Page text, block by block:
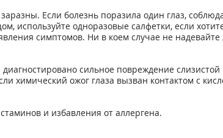
Если болезнь поразила один глаз,
используйте одноразовые салфетки, если
симптомов. Ни в коем случае не
сильное повреждение
химический ожог глаза вызван контактом с
и избавления от аллергена.